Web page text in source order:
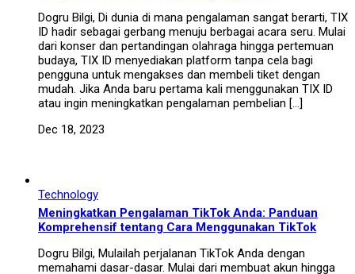
Dogru Bilgi, Di dunia di mana pengalaman sangat berarti, TIX
ID hadir sebagai gerbang menuju berbagai acara seru. Mulai
dari konser dan pertandingan olahraga hingga pertemuan
budaya, TIX ID menyediakan platform tanpa cela bagi
pengguna untuk mengakses dan membeli tiket dengan
mudah. Jika Anda baru pertama kali menggunakan TIX ID
atau ingin meningkatkan pengalaman pembelian […]
Dec 18, 2023
Technology
Meningkatkan Pengalaman TikTok Anda: Panduan
Komprehensif tentang Cara Menggunakan TikTok
Dogru Bilgi, Mulailah perjalanan TikTok Anda dengan
memahami dasar-dasar. Mulai dari membuat akun hingga